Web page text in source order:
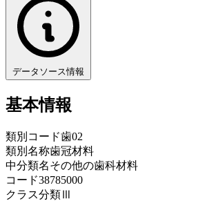
データソース情報
基本情報
類別コード歯02
類別名称歯冠材料
中分類名その他の歯科材料
コード38785000
クラス分類Ⅲ